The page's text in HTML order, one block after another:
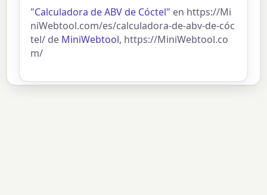
"Calculadora de ABV de Cóctel" en https://Mi
niWebtool.com/es/calculadora-de-abv-de-cóc
tel/ de MiniWebtool, https://MiniWebtool.co
m/